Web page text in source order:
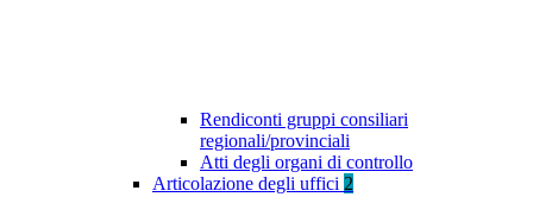
Rendiconti gruppi consiliari
regionali/provinciali
Atti degli organi di controllo
Articolazione degli uffici 2